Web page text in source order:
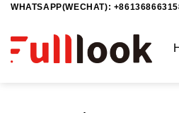
Saltar
contenido
WHATSAPP(WECHAT):